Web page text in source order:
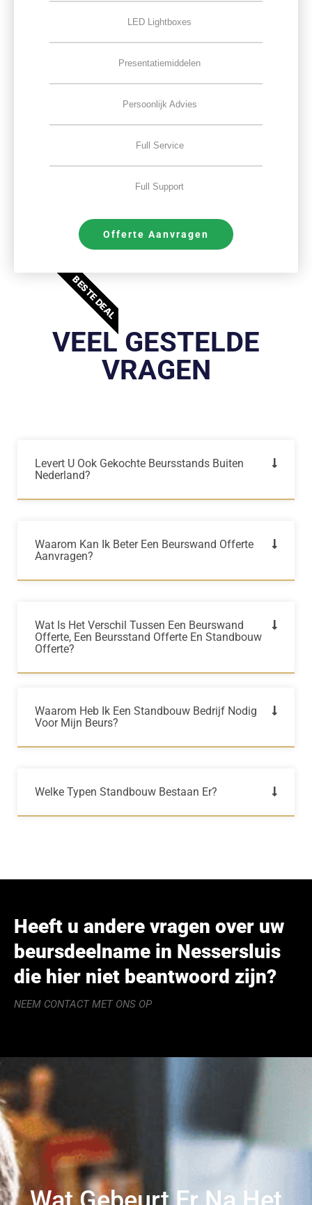
LED Lightboxes
Presentatiemiddelen
Persoonlijk Advies
Full Service
Full Support
Offerte Aanvragen
BESTE DEAL
VEEL GESTELDE
VRAGEN
Levert U Ook Gekochte Beursstands Buiten
Nederland?
Waarom Kan Ik Beter Een Beurswand Offerte
Aanvragen?
Wat Is Het Verschil Tussen Een Beurswand
Offerte, Een Beursstand Offerte En Standbouw
Offerte?
Waarom Heb Ik Een Standbouw Bedrijf Nodig
Voor Mijn Beurs?
Welke Typen Standbouw Bestaan Er?
Heeft u andere vragen over uw
beursdeelname in Nessersluis
die hier niet beantwoord zijn?
NEEM CONTACT MET ONS OP